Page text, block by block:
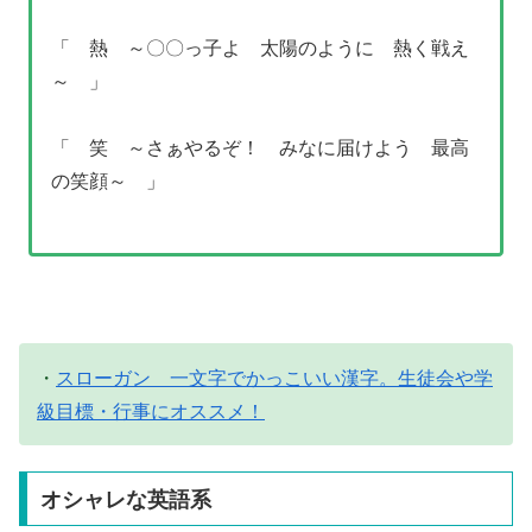
「 熱 ～〇〇っ子よ 太陽のように 熱く戦え
～ 」
「 笑 ～さぁやるぞ！ みなに届けよう 最高
の笑顔～ 」
・ スローガン 一文字でかっこいい漢字。生徒会や学
級目標・行事にオススメ！
オシャレな英語系